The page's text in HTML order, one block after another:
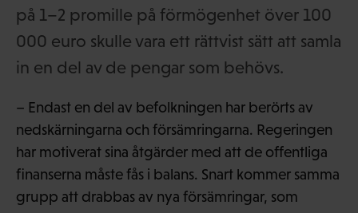
på 1–2 promille på förmögenhet över 100
000 euro skulle vara ett rättvist sätt att samla
in en del av de pengar som behövs.
– Endast en del av befolkningen har berörts av
nedskärningarna och försämringarna. Regeringen
har motiverat sina åtgärder med att de offentliga
finanserna måste fås i balans. Snart kommer samma
grupp att drabbas av nya försämringar, som